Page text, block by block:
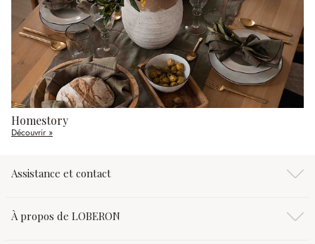
Homestory
Découvrir »
Assistance et contact
À propos de LOBERON